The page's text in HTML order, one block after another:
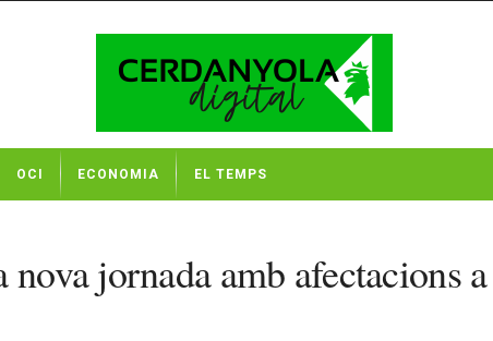
OCI ECONOMIA EL TEMPS
nova jornada amb afectacions